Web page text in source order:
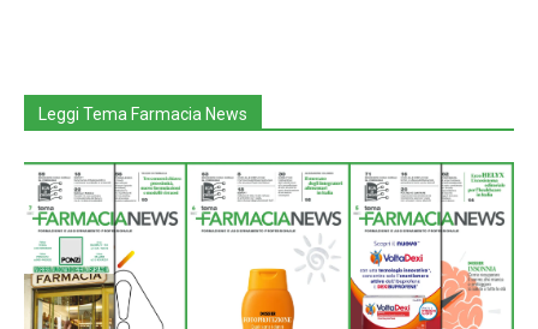
Leggi Tema Farmacia News